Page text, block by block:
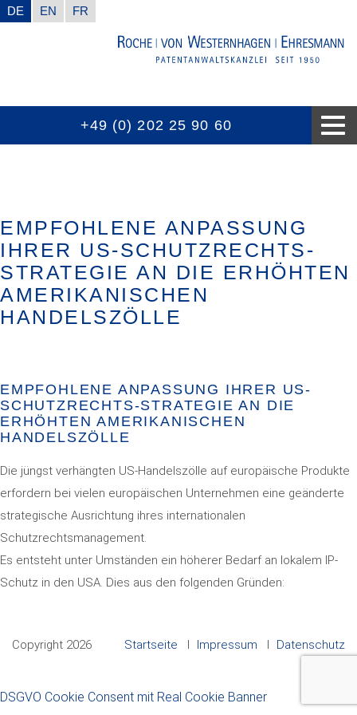
DE EN FR
KANZLEI
AKTUELL
KOMPETENZEN
AUSZEICHNUNGEN
WUSSTEN SIE SCHON
KONTAKT
+49 (0) 202 25 90 60
EMPFOHLENE ANPASSUNG
IHRER US-SCHUTZRECHTS-
STRATEGIE AN DIE ERHÖHTEN
AMERIKANISCHEN
HANDELSZÖLLE
EMPFOHLENE ANPASSUNG IHRER US-
SCHUTZRECHTS-STRATEGIE AN DIE
ERHÖHTEN AMERIKANISCHEN
HANDELSZÖLLE
Die jüngst verhängten US-Handelszölle auf europäische Produkte
erfordern bei vielen europäischen Unternehmen eine geänderte
strategische Ausrichtung ihres internationalen
Schutzrechtsmanagement.
Es entsteht unter Umständen ein höherer Bedarf an lokalem IP-
Schutz in den USA. Dies aus den folgenden Gründen:
Copyright 2026 Startseite Impressum Datenschutz
DSGVO Cookie Consent mit Real Cookie Banner